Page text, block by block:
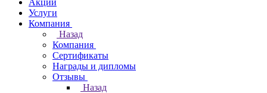
Акции
Услуги
Компания
Назад
Компания
Сертификаты
Награды и дипломы
Отзывы
Назад